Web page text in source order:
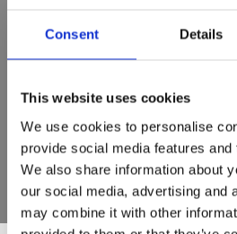
Consent Details
This website uses cookies
We use cookies to personalise
provide social media features
We also share information about
our social media, advertising and
may combine it with other
Her kan du læse mere om, hvad
-https://minecookies.org/
Ønsker du at slette cookies, så
det her - https://minecookies.org/